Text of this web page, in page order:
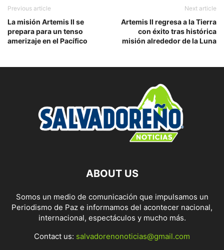
Previous article
La misión Artemis II se
prepara para un tenso
amerizaje en el Pacífico
Next article
Artemis II regresa a la Tierra
con éxito tras histórica
misión alrededor de la Luna
ABOUT US
Somos un medio de comunicación que impulsamos un
Periodismo de Paz e informamos del acontecer nacional,
internacional, espectáculos y mucho más.
Contact us: salvadorenonoticias@gmail.com